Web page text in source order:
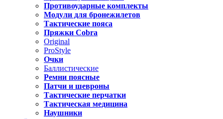
Противоударные комплекты
Модули для бронежилетов
Тактические пояса
Пряжки Cobra
Original
ProStyle
Очки
Баллистические
Ремни поясные
Патчи и шевроны
Тактические перчатки
Тактическая медицина
Наушники